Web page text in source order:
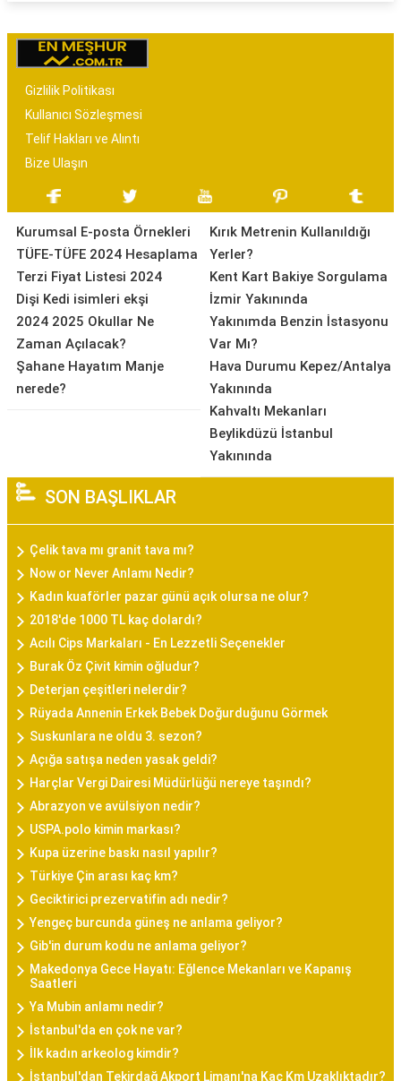
Gizlilik Politikası
Kullanıcı Sözleşmesi
Telif Hakları ve Alıntı
Bize Ulaşın
Kurumsal E-posta Örnekleri
TÜFE-TÜFE 2024 Hesaplama
Terzi Fiyat Listesi 2024
Dişi Kedi isimleri ekşi
2024 2025 Okullar Ne
Zaman Açılacak?
Şahane Hayatım Manje
nerede?
Kırık Metrenin Kullanıldığı
Yerler?
Kent Kart Bakiye Sorgulama
İzmir Yakınında
Yakınımda Benzin İstasyonu
Var Mı?
Hava Durumu Kepez/Antalya
Yakınında
Kahvaltı Mekanları
Beylikdüzü İstanbul
Yakınında
SON BAŞLIKLAR
Çelik tava mı granit tava mı?
Now or Never Anlamı Nedir?
Kadın kuaförler pazar günü açık olursa ne olur?
2018'de 1000 TL kaç dolardı?
Acılı Cips Markaları - En Lezzetli Seçenekler
Burak Öz Çivit kimin oğludur?
Deterjan çeşitleri nelerdir?
Rüyada Annenin Erkek Bebek Doğurduğunu Görmek
Suskunlara ne oldu 3. sezon?
Açığa satışa neden yasak geldi?
Harçlar Vergi Dairesi Müdürlüğü nereye taşındı?
Abrazyon ve avülsiyon nedir?
USPA.polo kimin markası?
Kupa üzerine baskı nasıl yapılır?
Türkiye Çin arası kaç km?
Geciktirici prezervatifin adı nedir?
Yengeç burcunda güneş ne anlama geliyor?
Gib'in durum kodu ne anlama geliyor?
Makedonya Gece Hayatı: Eğlence Mekanları ve Kapanış
Saatleri
Ya Mubin anlamı nedir?
İstanbul'da en çok ne var?
İlk kadın arkeolog kimdir?
İstanbul'dan Tekirdağ Akport Limanı'na Kaç Km Uzaklıktadır?